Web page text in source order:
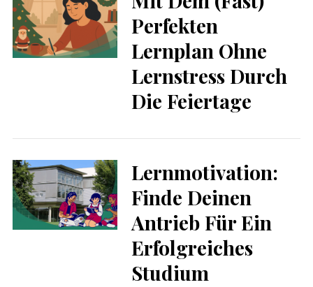
Perfekten
Lernplan Ohne
Lernstress Durch
Die Feiertage
Lernmotivation:
Finde Deinen
Antrieb Für Ein
Erfolgreiches
Studium